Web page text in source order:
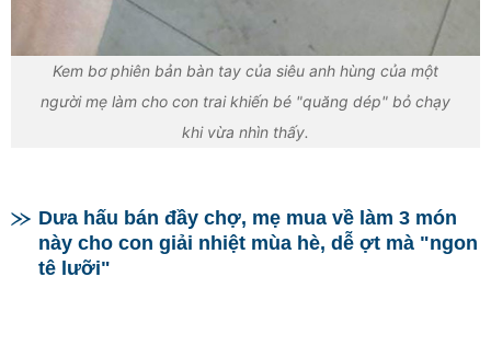
Kem bơ phiên bản bàn tay của siêu anh hùng của một
người mẹ làm cho con trai khiến bé "quăng dép" bỏ chạy
khi vừa nhìn thấy.
Dưa hấu bán đầy chợ, mẹ mua về làm 3 món
này cho con giải nhiệt mùa hè, dễ ợt mà "ngon
tê lưỡi"